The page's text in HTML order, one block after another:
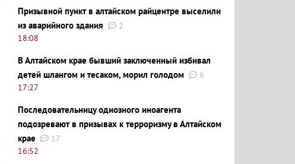
Призывной пункт в алтайском райцентре выселили
из аварийного здания
2
18:08
В Алтайском крае бывший заключенный избивал
детей шлангом и тесаком, морил голодом
6
17:27
Последовательницу одиозного иноагента
подозревают в призывах к терроризму в Алтайском
крае
17
16:52